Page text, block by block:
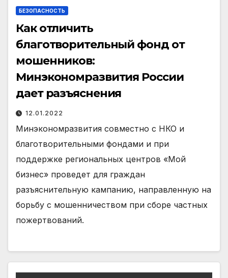
БЕЗОПАСНОСТЬ
Как отличить
благотворительный фонд от
мошенников:
Минэкономразвития России
дает разъяснения
12.01.2022
Минэкономразвития совместно с НКО и
благотворительными фондами и при
поддержке региональных центров «Мой
бизнес» проведет для граждан
разъяснительную кампанию, направленную на
борьбу с мошенничеством при сборе частных
пожертвований.